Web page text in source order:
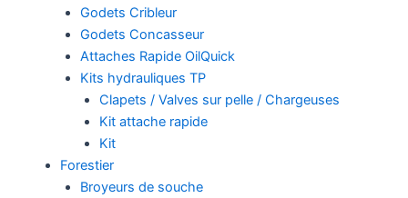
Godets Cribleur
Godets Concasseur
Attaches Rapide OilQuick
Kits hydrauliques TP
Clapets / Valves sur pelle / Chargeuses
Kit attache rapide
Kit
Forestier
Broyeurs de souche